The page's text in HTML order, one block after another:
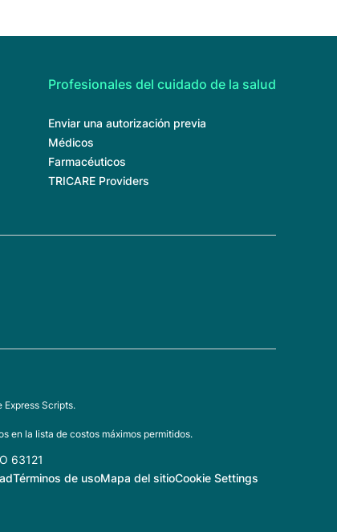
Profesionales del cuidado de la salud
Enviar una autorización previa
Médicos
Farmacéuticos
TRICARE Providers
Scripts.
en la lista de costos máximos permitidos.
63121
Términos de usoMapa del sitioCookie Settings